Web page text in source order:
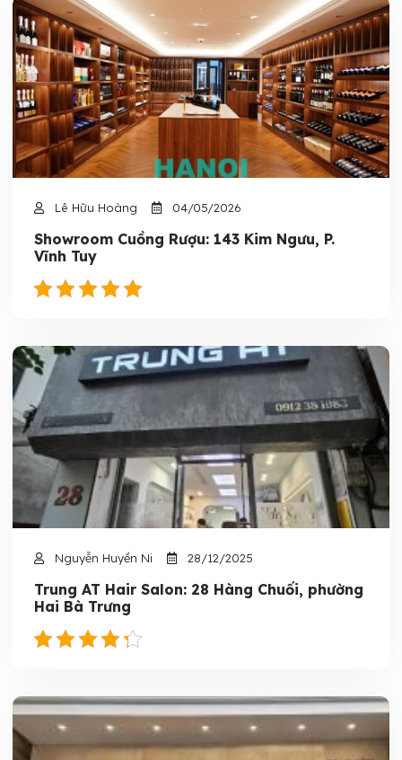
Lê Hữu Hoàng 04/05/2026
Showroom Cuồng Rượu: 143 Kim Ngưu, P.
Vĩnh Tuy
Nguyễn Huyền Ni 28/12/2025
Trung AT Hair Salon: 28 Hàng Chuối, phường
Hai Bà Trưng